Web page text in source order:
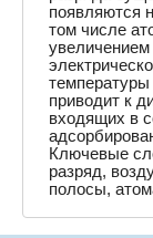
появляются
том числе
приводит к
входящих в
Ключевые
разряд,
полосы,